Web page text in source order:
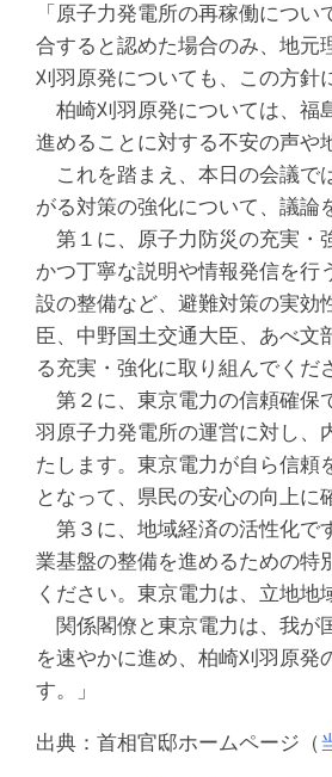
「原子力発電所の再稼働につ
合すると認めた場合のみ、地元
刈羽原発についても、この方針
柏崎刈羽原発については、福
進めることに対する不安の声や
これを踏まえ、本日の会議で
がる対策の強化について、議論
第１に、原子力防災の充実・
かつ丁寧な説明や情報発信を行
設の整備など、避難対策の実効
臣、中野国土交通大臣、あべ
る充実・強化に取り組んでくだ
第２に、東京電力の信頼確保
羽原子力発電所の運営に対し、
たします。東京電力が自ら信頼
となって、県民の安心の向上に
第３に、地域経済の活性化で
業基盤の整備を進めるための特
ください。東京電力は、立地地
関係閣僚と東京電力は、我が
を速やかに進め、柏崎刈羽原発
す。」
出典：首相官邸ホームページ（